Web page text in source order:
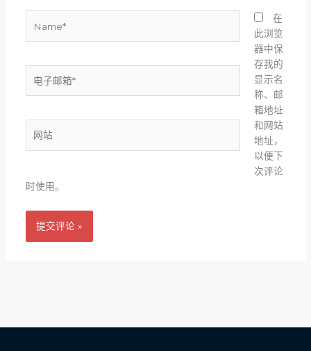
箱
站
在
此浏览
器中保
存我的
显示名
称、邮
箱地址
和网站
地址，
以便下
次评论
时使用。